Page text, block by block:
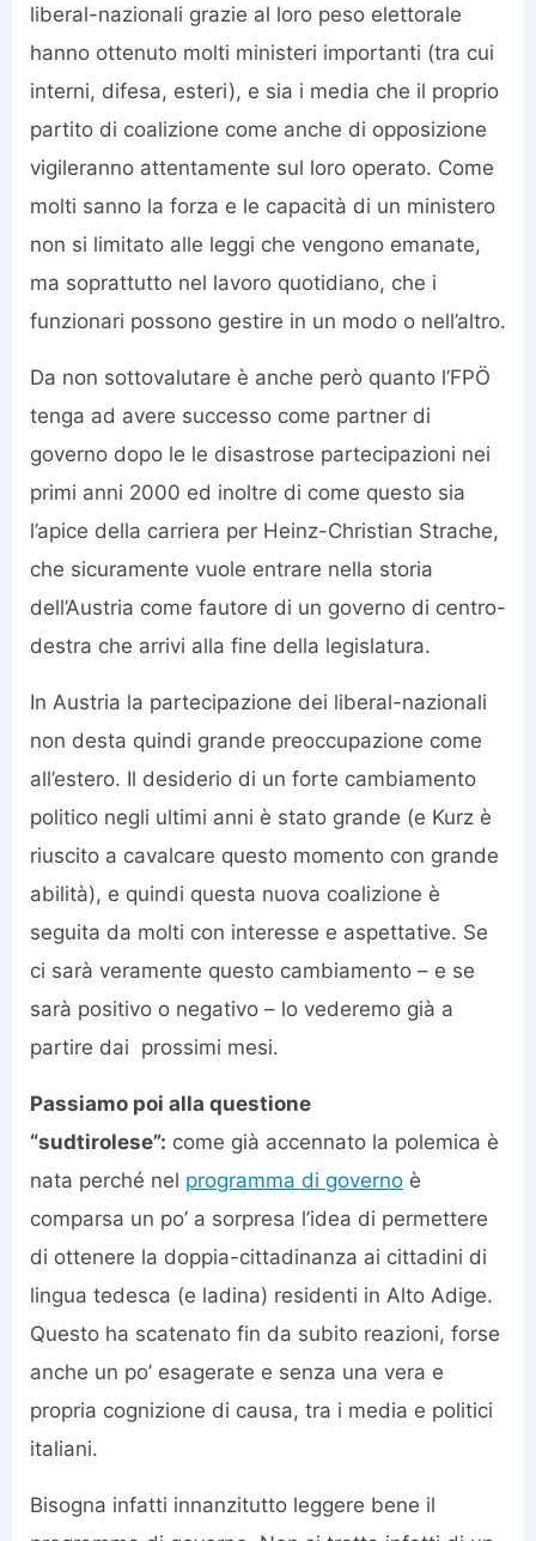
liberal-nazionali grazie al loro peso elettorale
hanno ottenuto molti ministeri importanti (tra cui
interni, difesa, esteri), e sia i media che il proprio
partito di coalizione come anche di opposizione
vigileranno attentamente sul loro operato. Come
molti sanno la forza e le capacità di un ministero
non si limitato alle leggi che vengono emanate,
ma soprattutto nel lavoro quotidiano, che i
funzionari possono gestire in un modo o nell’altro.
Da non sottovalutare è anche però quanto l’FPÖ
tenga ad avere successo come partner di
governo dopo le le disastrose partecipazioni nei
primi anni 2000 ed inoltre di come questo sia
l’apice della carriera per Heinz-Christian Strache,
che sicuramente vuole entrare nella storia
dell’Austria come fautore di un governo di centro-
destra che arrivi alla fine della legislatura.
In Austria la partecipazione dei liberal-nazionali
non desta quindi grande preoccupazione come
all’estero. Il desiderio di un forte cambiamento
politico negli ultimi anni è stato grande (e Kurz è
riuscito a cavalcare questo momento con grande
abilità), e quindi questa nuova coalizione è
seguita da molti con interesse e aspettative. Se
ci sarà veramente questo cambiamento – e se
sarà positivo o negativo – lo vederemo già a
partire dai prossimi mesi.
Passiamo poi alla questione
“sudtirolese”: come già accennato la polemica è
nata perché nel programma di governo è
comparsa un po’ a sorpresa l’idea di permettere
di ottenere la doppia-cittadinanza ai cittadini di
lingua tedesca (e ladina) residenti in Alto Adige.
Questo ha scatenato fin da subito reazioni, forse
anche un po’ esagerate e senza una vera e
propria cognizione di causa, tra i media e politici
italiani.
Bisogna infatti innanzitutto leggere bene il